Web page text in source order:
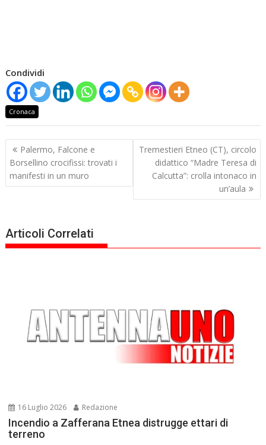
Condividi
Cronaca
Navigazione
articoli
Palermo, Falcone e
Borsellino crocifissi: trovati i
manifesti in un muro
Tremestieri Etneo (CT), circolo
didattico “Madre Teresa di
Calcutta”: crolla intonaco in
un’aula
Articoli Correlati
16 Luglio 2026 Redazione
Incendio a Zafferana Etnea distrugge ettari di
terreno